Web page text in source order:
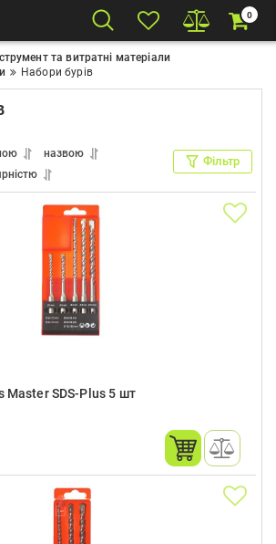
0
та витратні матеріали
Набори бурів
назвою
Фільтр
Master SDS-Plus 5 шт